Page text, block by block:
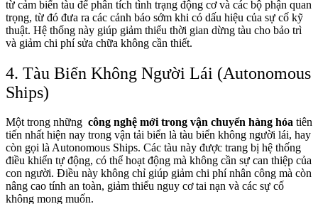
từ cảm biến tàu để phân tích tình trạng động cơ và các bộ phận quan
trọng, từ đó đưa ra các cảnh báo sớm khi có dấu hiệu của sự cố kỹ
thuật. Hệ thống này giúp giảm thiểu thời gian dừng tàu cho bảo trì
và giảm chi phí sửa chữa không cần thiết.
4. Tàu Biển Không Người Lái (Autonomous
Ships)
Một trong những công nghệ mới trong vận chuyển hàng hóa tiên
tiến nhất hiện nay trong vận tải biển là tàu biển không người lái, hay
còn gọi là Autonomous Ships. Các tàu này được trang bị hệ thống
điều khiển tự động, có thể hoạt động mà không cần sự can thiệp của
con người. Điều này không chỉ giúp giảm chi phí nhân công mà còn
nâng cao tính an toàn, giảm thiểu nguy cơ tai nạn và các sự cố
không mong muốn.